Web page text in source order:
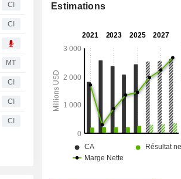
CI
CI
MT
CI
CI
CI
Estimations